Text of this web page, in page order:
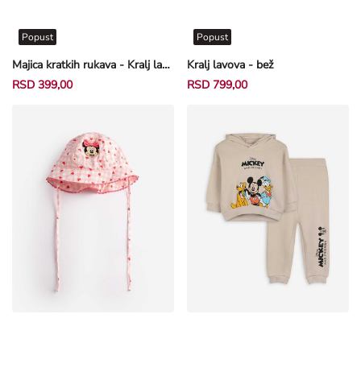
Majica kratkih rukava - Kralj lavova - maslinasto zelena
Popust
RSD 399,00
Kralj lavova - bež
Popust
RSD 799,00